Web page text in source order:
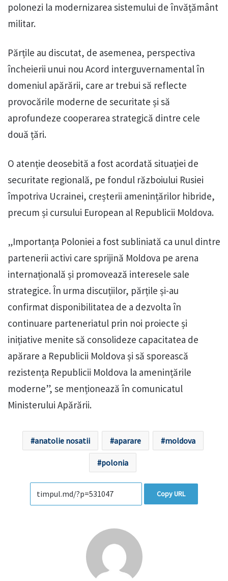
polonezi la modernizarea sistemului de învățământ
militar.
Părțile au discutat, de asemenea, perspectiva
încheierii unui nou Acord interguvernamental în
domeniul apărării, care ar trebui să reflecte
provocările moderne de securitate și să
aprofundeze cooperarea strategică dintre cele
două țări.
O atenție deosebită a fost acordată situației de
securitate regională, pe fondul războiului Rusiei
împotriva Ucrainei, creșterii amenințărilor hibride,
precum și cursului European al Republicii Moldova.
„Importanța Poloniei a fost subliniată ca unul dintre
partenerii activi care sprijină Moldova pe arena
internațională și promovează interesele sale
strategice. În urma discuțiilor, părțile și-au
confirmat disponibilitatea de a dezvolta în
continuare parteneriatul prin noi proiecte și
inițiative menite să consolideze capacitatea de
apărare a Republicii Moldova și să sporească
rezistența Republicii Moldova la amenințările
moderne”, se menționează în comunicatul
Ministerului Apărării.
anatolie nosatii aparare moldova
polonia
Copy URL